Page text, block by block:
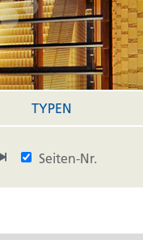
TYPEN
Seiten-Nr.